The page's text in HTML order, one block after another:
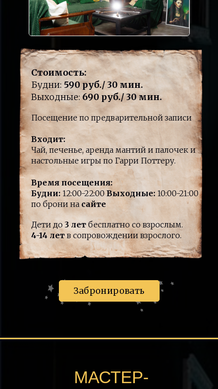
Посещение по предварительной записи
Входит:
Чай, печенье, аренда мантий и палочек и
настольные игры по Гарри Поттеру.
Стоимость:
Будни: 590 руб./ 30 мин.
Выходные:690 руб./ 30 мин.
Забронировать
Дети до 3 лет бесплатно со взрослым.
4-14 лет в сопровождении взрослого.
Время посещения:
Будни: 12:00-22:00 Выходные: 10:00-21:00
по брони на сайте
МАСТЕР-